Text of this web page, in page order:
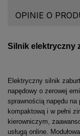
OPINIE O
Silnik elektryczny
Elektryczny silnik
napędowy o zerowej
sprawnością napędu
kompaktową i w pełni
kierowniczym,
usługą online.